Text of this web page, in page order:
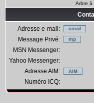
Arbre à
Adresse e-mail:
Message Privé:
MSN Messenger:
Yahoo Messenger:
Adresse AIM:
Numéro ICQ: